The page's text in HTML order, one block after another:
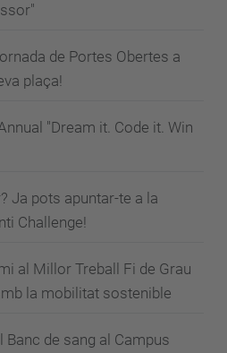
de Portes Obertes a
plaça!
"Dream it. Code it. Win
Ja pots apuntar-te a la
Challenge!
al Millor Treball Fi de Grau
la mobilitat sostenible
Banc de sang al Campus